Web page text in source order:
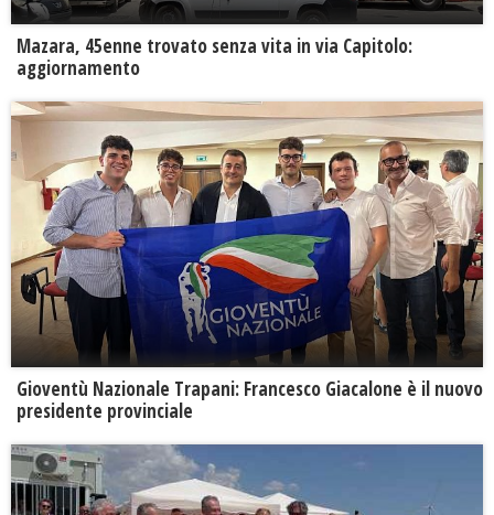
Mazara, 45enne trovato senza vita in via Capitolo:
aggiornamento
Gioventù Nazionale Trapani: Francesco Giacalone è il nuovo
presidente provinciale